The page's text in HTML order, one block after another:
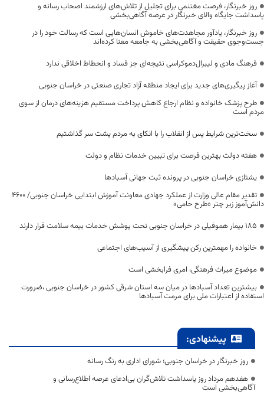
روز خبرنگار، فرصت مغتنمی برای تجلیل از تلاش‌های ارزشمند اصحاب رسانه و
پاسداشت جایگاه والای خبرنگار در عرصه آگاهی‌بخشی
روز خبرنگار، یادآور مجاهدت‌های خاموش انسان‌هایی است که رسالت خود را در
جست‌وجوی حقیقت و آگاهی‌بخشی به جامعه معنا کرده‌اند
فرهنگ مادی و لیبرال‌دموکراسی نتیجه‌ای جز فساد و انحطاط اخلاقی ندارد
آغاز پیگیری‌های جدید برای ایجاد منطقه آزاد تجاری صنعتی در خراسان جنوبی
طرح پزشک خانواده و نظام ارجاع کاهش پرداخت مستقیم هزینه‌های درمان از سوی
مردم است
سخت‌ترین شرایط پس از انقلاب را با اتکای به مردم پشت سر گذاشتیم
هفته دولت بهترین فرصت برای تبیین خدمات نظام و دولت
یشتازی خراسان جنوبی در پرونده ثبت جهانی آسبادها
تقدیر مقام عالی وزارت از عملکرد جهادی معاونت آموزش ابتدایی خراسان جنوبی/ ۴۶۰۰
دانش‌آموز زیر چتر «طرح حامی»
۱۸۵ بیمار هموفیلی در خراسان جنوبی تحت پوشش خدمات بیمه سلامت قرار دارند
خانواده را مهمترین رکن پیشگیری از آسیب‌های اجتماعی
موضوع میراث فرهنگی، امری فرابخشی است
بیشترین تعداد آسبادها در میان سه استان شرقی کشور در خراسان جنوبی ،ضرورت
استفاده از اعتبارات ملی برای مرمت آسبادها
پیشنهادی:
روز خبرنگار در خراسان جنوبی؛ شورای اداری به رنگ رسانه
هفدهم مرداد روز پاسداشت تلاش‌گران بی‌ادعای عرصه اطلاع‌رسانی و
آگاهی‌بخشی است